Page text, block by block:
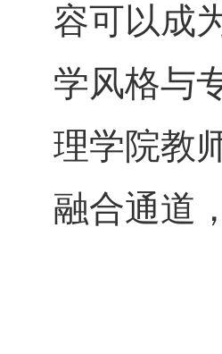
容可以成
学风格与
理学院教
融合通道